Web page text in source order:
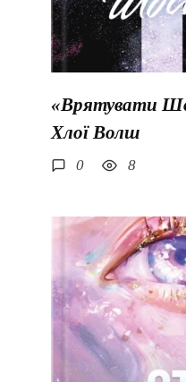
«Врятувати
Хлої Волш
0 8